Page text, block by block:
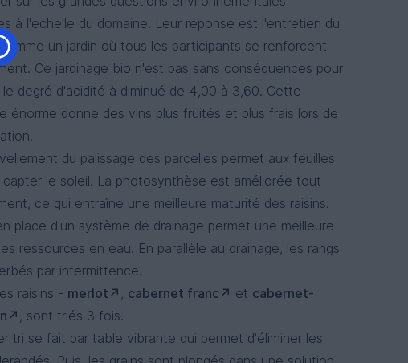
à l'echelle du domaine. Leur réponse est l'entretien du
un jardin où tous les participants se renforcent
Ce jardinage bio n'est pas sans conséquences pour
le degré d'acidité à diminué de 4,00 à 3,60. Cette
énorme donne des vins plus fruités et plus frais lors de
du palissage des parcelles permet aux feuilles
capter le soleil. La photosynthèse est améliorée tout
ce qui entraîne une meilleure maturité des raisins.
place d'un système de drainage permet une meilleure
ressources en eau. En parallèle au drainage, les rangs
par intermittence.
raisins - merlot , cabernet franc et cabernet-
, sont triés 3 fois.
tri se fait par table vibrante qui permet d'éliminer les